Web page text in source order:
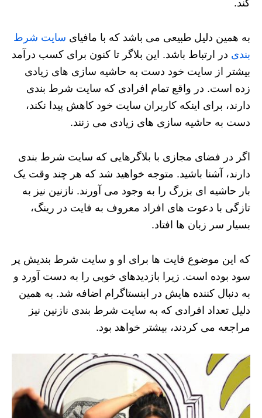
کند.
به همین دلیل طبیعی می باشد که با مافیای سایت شرط
بندی در ارتباط باشد. این بلاگر تا کنون برای کسب درآمد
بیشتر از سایت خود دست به حاشیه سازی های زیادی
زده است. در واقع تمام افرادی که سایت شرط بندی
دارند، برای اینکه کاربران سایت خود کاهش پیدا نکند،
دست به حاشیه سازی های زیادی می زنند.
اگر در فضای مجازی با بلاگرهایی که سایت شرط بندی
دارند، آشنا باشید. متوجه خواهید شد که هر چند وقت یک
بار حاشیه ای بزرگ را به وجود می آورند. نازنین نیز به
تازگی با دعوت های افراد معروف به فایت در رینگ،
بسیار سر زبان ها افتاد.
که این موضوع فایت ها برای او و سایت شرط بندیش پر
سود بوده است. زیرا بازدیدهای خوبی را به دست آورد و
به دنبال کننده هایش در ابنستاگرام اضافه شد. به همین
دلیل تعداد افرادی که به سایت شرط بندی نازنین نیز
مراجعه می کردند، بیشتر خواهد بود.